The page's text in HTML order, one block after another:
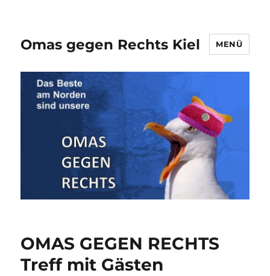
Omas gegen Rechts Kiel MENÜ
OMAS GEGEN RECHTS
Treff mit Gästen